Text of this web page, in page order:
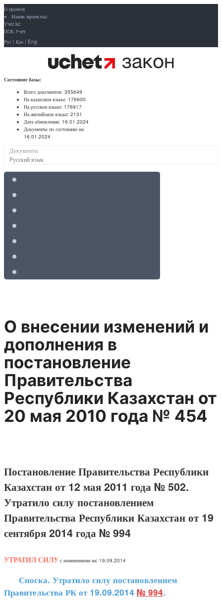
О проекте
Наши проекты:
Учёт.kz
ПОБ.Учёт
Рус | Қаз | Eng
Состояние базы:
Всего документов: 355649
На казахском языке: 176600
На русском языке: 176917
На английском языке: 2131
Дата обновления: 16.01.2024
Документы по состоянию на:
16.01.2024
Документы
Русский язык
О внесении изменений и
дополнения в
постановление
Правительства
Республики Казахстан от
20 мая 2010 года № 454
Постановление Правительства Республики
Казахстан от 12 мая 2011 года № 502.
Утратило силу постановлением
Правительства Республики Казахстан от 19
сентября 2014 года № 994
УТРАТИЛ СИЛУ с изменениями на: 19.09.2014
Сноска. Утратило силу постановлением
Правительства РК от 19.09.2014 № 994.